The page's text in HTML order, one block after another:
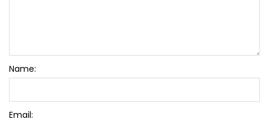
Name:
Email: